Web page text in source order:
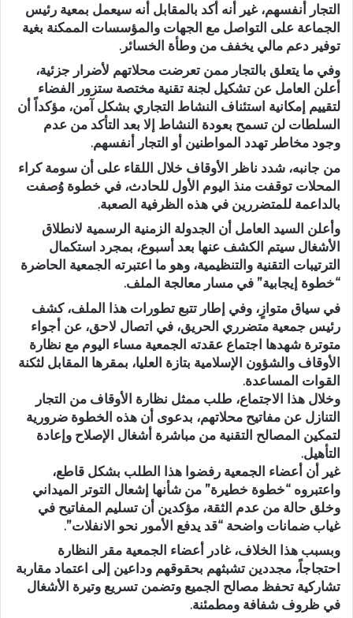
التجار أنفسهم، غير أنه أكد بالمقابل أنه سيعمل بمعية رئيس
الجماعة على التواصل مع الجهات والمؤسسات الممكنة بغية
توفير دعم مالي يخفف من وطأة الخسائر.
وفي ما يتعلق بالتجار ممن تعرضت محلاتهم لأضرار جزئية،
أعلن العامل عن تشكيل لجنة تقنية مختصة ستزور الفضاء
لتقييم إمكانية استئناف النشاط التجاري بشكل آمن، مؤكداً أن
السلطات لن تسمح بعودة النشاط إلا بعد التأكد من عدم
وجود مخاطر تهدد المواطنين أو التجار أنفسهم.
من جانبه، شدد ناظر الأوقاف خلال اللقاء على أن سومة كراء
المحلات توقفت منذ اليوم الأول للحادث، في خطوة وُصفت
بالداعمة للمتضررين في هذه الظرفية الصعبة.
وأعلن السيد العامل أن الجدولة الزمنية الرسمية لانطلاق
الأشغال سيتم الكشف عنها بعد أسبوع، بمجرد استكمال
الترتيبات التقنية والتنظيمية، وهو ما اعتبرته الجمعية الحاضرة
“خطوة إيجابية” في مسار معالجة الملف.
في سياق متوازٍ، وفي إطار تتبع تطورات هذا الملف، كشف
رئيس جمعية متضرري الحريق، في اتصال لاحق، عن أجواء
متوترة شهدها اجتماع عقدته الجمعية مساء اليوم مع نظارة
الأوقاف والشؤون الإسلامية بتازة العليا، بمقرها المقابل لثكنة
القوات المساعدة.
وخلال هذا الاجتماع، طلب ممثل نظارة الأوقاف من التجار
التنازل عن مفاتيح محلاتهم، بدعوى أن هذه الخطوة ضرورية
لتمكين المصالح التقنية من مباشرة أشغال الإصلاح وإعادة
التأهيل.
غير أن أعضاء الجمعية رفضوا هذا الطلب بشكل قاطع،
واعتبروه “خطوة خطيرة” من شأنها إشعال التوتر الميداني
وخلق حالة من عدم الثقة، مؤكدين أن تسليم المفاتيح في
غياب ضمانات واضحة “قد يدفع الأمور نحو الانفلات”.
وبسبب هذا الخلاف، غادر أعضاء الجمعية مقر النظارة
احتجاجاً، مجددين تشبثهم بحقوقهم وداعين إلى اعتماد مقاربة
تشاركية تحفظ مصالح الجميع وتضمن تسريع وتيرة الأشغال
في ظروف شفافة ومطمئنة.